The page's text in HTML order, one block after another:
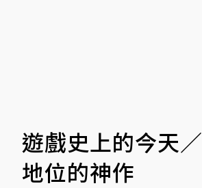
遊戲史上的今天
地位的神作